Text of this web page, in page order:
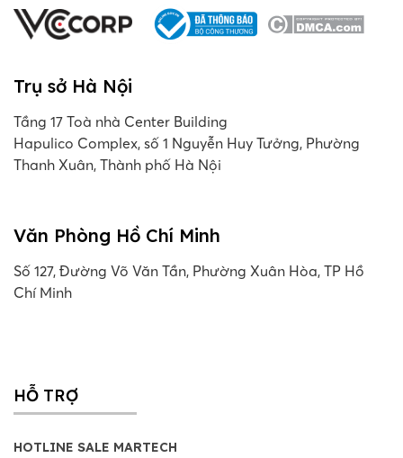
Trụ sở Hà Nội
Tầng 17 Toà nhà Center Building
Hapulico Complex, số 1 Nguyễn Huy Tưởng, Phường
Thanh Xuân, Thành phố Hà Nội
Văn Phòng Hồ Chí Minh
Số 127, Đường Võ Văn Tần, Phường Xuân Hòa, TP Hồ
Chí Minh
HỖ TRỢ
HOTLINE SALE MARTECH